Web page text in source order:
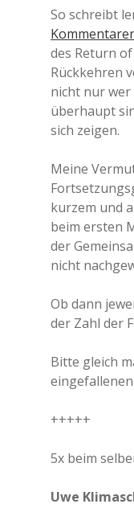
u
r
o
a
L
e
e
M
e
s
e
-
k
a
i
t
a
e
So schreibt
des Return
Rückkehren
nicht nur wer
überhaupt
sich zeigen.
Meine
kurzem und
beim ersten
der
nicht
Ob dann
der Zahl der
Bitte gleich
+++++
5x beim
Uwe